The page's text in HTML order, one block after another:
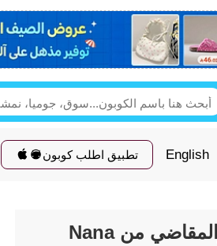
English تطبيق اطلب كوبون